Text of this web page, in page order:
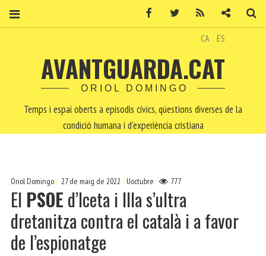
CA ES
AVANTGUARDA.CAT
ORIOL DOMINGO
Temps i espai oberts a episodis cívics, qüestions diverses de la
condició humana i d'experiència cristiana
Oriol Domingo 27 de maig de 2022 Uoctubre 777
El PSOE d’Iceta i Illa s’ultra
dretanitza contra el català i a favor
de l’espionatge
Facebook Twitter Contacte